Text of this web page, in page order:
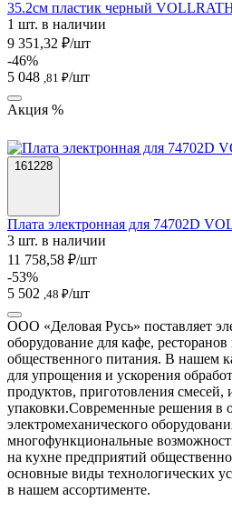
35.2см пластик черный
1 шт. в наличии
9 351,32 ₽/шт
-46%
5 048 ,81 ₽/шт
Акция %
161228
Плата электронная для 74702D
3 шт. в наличии
11 758,58 ₽/шт
-53%
5 502 ,48 ₽/шт
ООО «Деловая Русь» поставляет
оборудование для кафе,
общественного питания. В нашем
для упрощения и ускорения
продуктов, приготовления смесей,
упаковки.Современные решения в
электромеханического
многофункциональные
на кухне предприятий
основные виды технологических
в нашем ассортименте.